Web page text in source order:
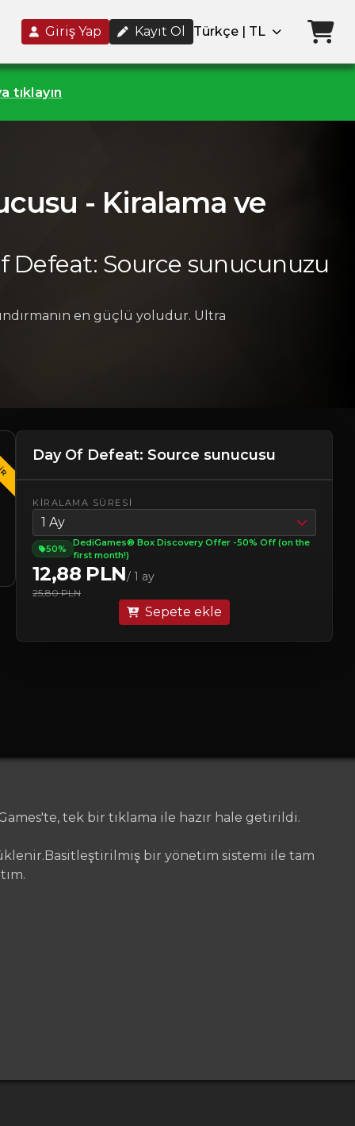
Giriş Yap Kayıt Ol Türkçe | TL
tıklayın
- Kiralama ve
Defeat: Source sunucunuzu
en güçlü yoludur. Ultra
Day Of Defeat: Source sunucusu
KIRALAMA SÜRESI
1 Ay
50%
DediGames® Box Discovery Offer -50% Off (on the
first month!)
12,88 PLN/ 1 ay
25,80 PLN
Sepete ekle
tek bir tıklama ile hazır hale getirildi.
bir yönetim sistemi ile tam